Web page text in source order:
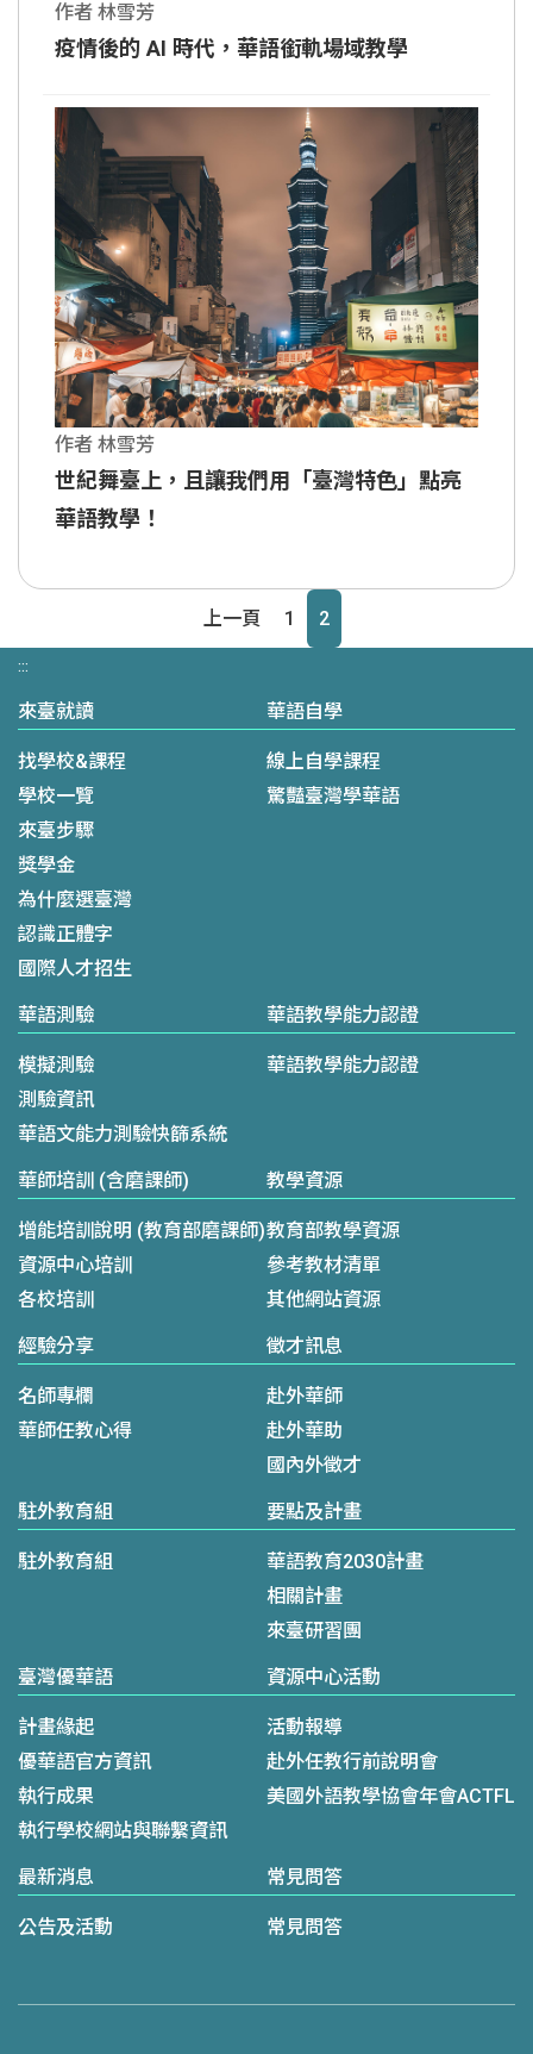
作者 林雪芳
疫情後的 AI 時代，華語銜軌場域教學
作者 林雪芳
世紀舞臺上，且讓我們用「臺灣特色」點亮
華語教學！
上一頁 1 2
:::
來臺就讀
找學校&課程
學校一覽
來臺步驟
獎學金
為什麼選臺灣
認識正體字
國際人才招生
華語自學
線上自學課程
驚豔臺灣學華語
華語測驗
模擬測驗
測驗資訊
華語文能力測驗快篩系統
華語教學能力認證
華語教學能力認證
華師培訓 (含磨課師)
增能培訓說明 (教育部磨課師)
資源中心培訓
各校培訓
教學資源
教育部教學資源
參考教材清單
其他網站資源
經驗分享
名師專欄
華師任教心得
徵才訊息
赴外華師
赴外華助
國內外徵才
駐外教育組
駐外教育組
要點及計畫
華語教育2030計畫
相關計畫
來臺研習團
臺灣優華語
計畫緣起
優華語官方資訊
執行成果
執行學校網站與聯繫資訊
資源中心活動
活動報導
赴外任教行前說明會
美國外語教學協會年會ACTFL
最新消息
公告及活動
常見問答
常見問答